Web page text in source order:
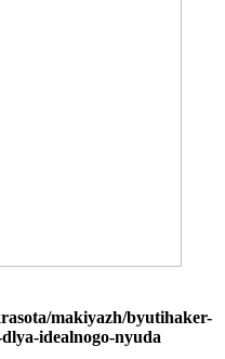
makiyazh/byutihaker-
idealnogo-nyuda